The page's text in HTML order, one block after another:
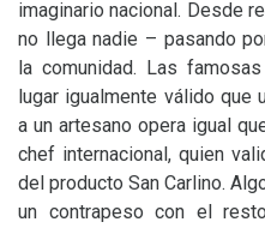
imaginario nacional. Desde
no llega nadie – pasando
la comunidad. Las
lugar igualmente válido que
a un artesano opera igual
chef internacional, quien
del producto San Carlino.
un contrapeso con el